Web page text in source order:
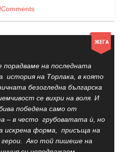
порадваме на последната
история на Торлака, в която
безогледна българска
се вихри на воля. И
победена само от
– в често грубоватата ѝ, но
искрена форма, присъща на
герои. Ако той пишеше на